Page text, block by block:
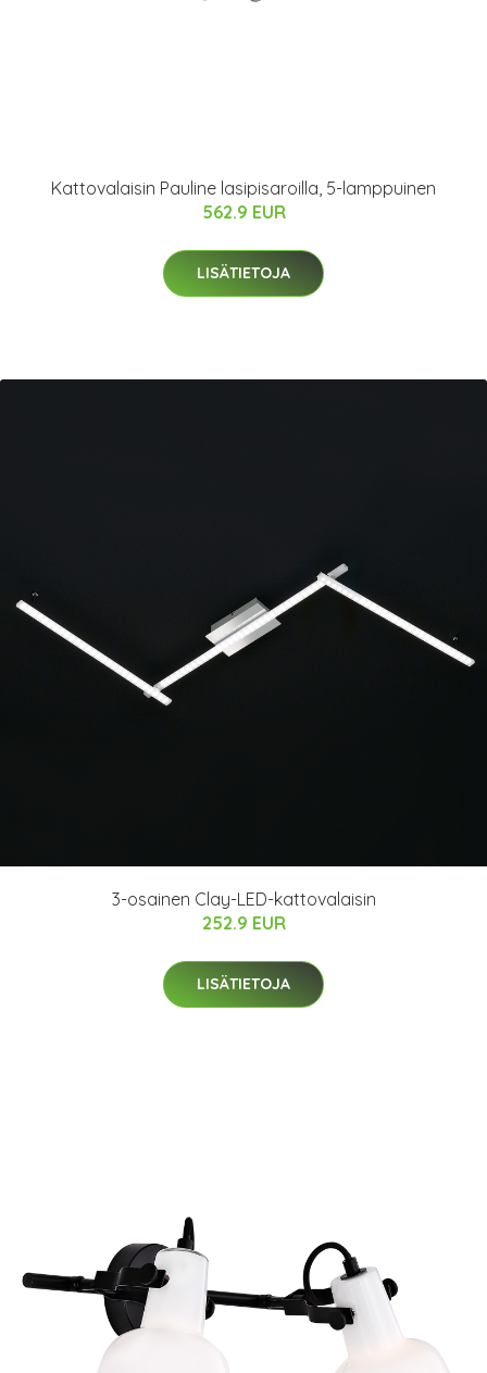
Kattovalaisin Pauline lasipisaroilla, 5-lamppuinen
562.9 EUR
LISÄTIETOJA
3-osainen Clay-LED-kattovalaisin
252.9 EUR
LISÄTIETOJA